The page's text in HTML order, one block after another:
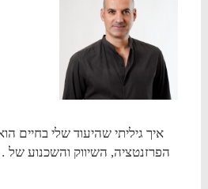
איך גיליתי שהיעוד שלי בחיים
הפרזנטציה, השיווק והשכנוע של